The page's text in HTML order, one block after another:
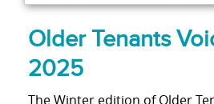
Older Tenants
2025
The Winter edition of Older